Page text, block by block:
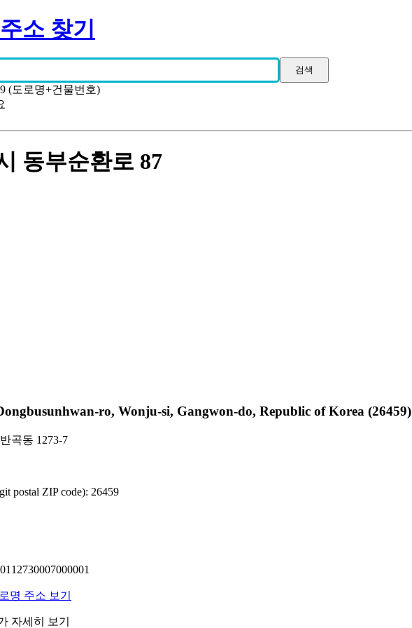
소 찾기
(도로명+건물번호)
동부순환로 87
ro, Wonju-si, Gangwon-do, Republic of Korea (26459)
곡동 1273-7
postal ZIP code): 26459
명 주소 보기
자세히 보기